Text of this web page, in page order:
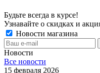
Будьте всегда в курсе!
Узнавайте о скидках и
Новости магазина
Новости
Все новости
15 февраля 2026